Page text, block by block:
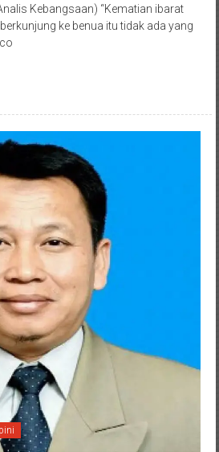
Kebangsaan) “Kematian ibarat
ke benua itu tidak ada yang